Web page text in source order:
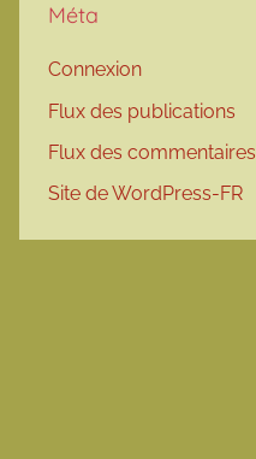
Méta
Connexion
Flux des publications
Flux des commentaires
Site de WordPress-FR